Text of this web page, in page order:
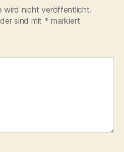
wird nicht veröffentlicht.
sind mit * markiert